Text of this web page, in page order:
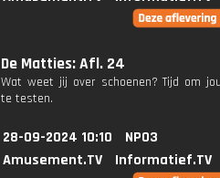
De Matties: Afl. 24
Wat weet jij over schoenen? Tijd om
te testen.
28-09-2024 10:10
NPO3
Amusement.TV
Informatief.TV